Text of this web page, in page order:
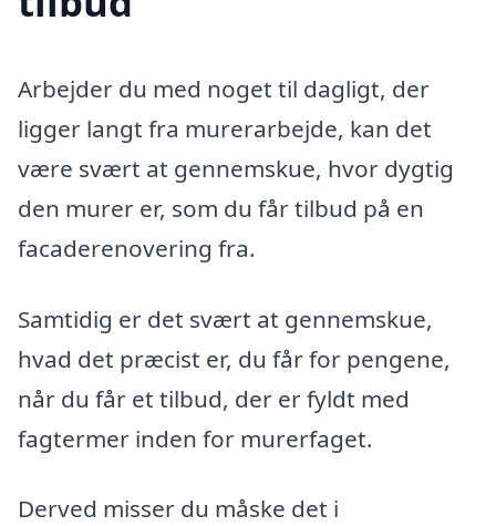
Arbejder du med noget til dagligt, der
ligger langt fra murerarbejde, kan det
være svært at gennemskue, hvor dygtig
den murer er, som du får tilbud på en
facaderenovering fra.
Samtidig er det svært at gennemskue,
hvad det præcist er, du får for pengene,
når du får et tilbud, der er fyldt med
fagtermer inden for murerfaget.
Derved misser du måske det i